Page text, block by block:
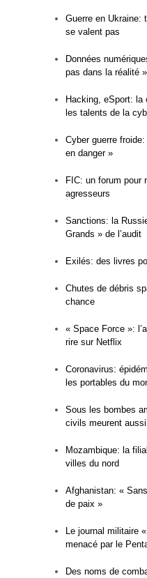
Guerre en Ukraine:
se valent pas
Données
pas dans la réalité »
Hacking, eSport: la
les talents de la
Cyber guerre
en danger »
FIC: un forum pour
agresseurs
Sanctions: la
Grands » de l’audit
Exilés: des livres
Chutes de débris
chance
« Space Force »:
rire sur Netflix
Coronavirus:
les portables du
Sous les bombes
civils meurent aussi
Mozambique: la
villes du nord
Afghanistan: «
de paix »
Le journal militaire
menacé par le
Des noms de